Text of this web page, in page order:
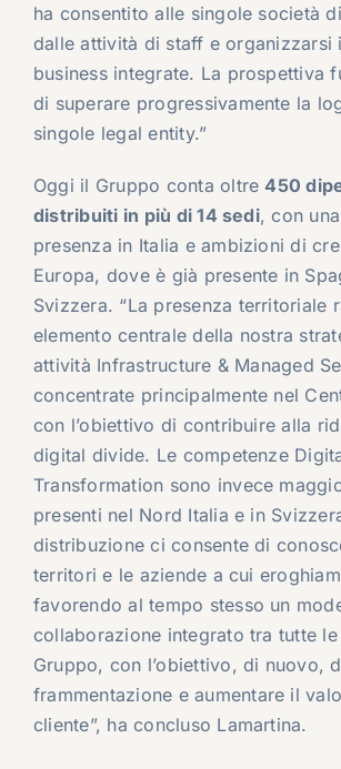
ha consentito alle singole società
dalle attività di staff e organizzarsi
business integrate. La prospettiva
di superare progressivamente la
singole legal entity.”
Oggi il Gruppo conta oltre450
distribuiti in più di 14 sedi, con
presenza in Italia e ambizioni di
Europa, dove è già presente in
Svizzera. “La presenza territoriale
elemento centrale della nostra
attività Infrastructure & Managed
concentrate principalmente nel
con l’obiettivo di contribuire alla
digital divide. Le competenze
Transformation sono invece
presenti nel Nord Italia e in
distribuzione ci consente di
territori e le aziende a cui
favorendo al tempo stesso un
collaborazione integrato tra tutte
Gruppo, con l’obiettivo, di nuovo,
frammentazione e aumentare il
cliente”, ha concluso Lamartina.